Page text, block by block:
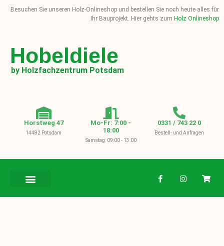
Besuchen Sie unseren Holz-Onlineshop und bestellen Sie noch heute alles für
Ihr Bauprojekt. Hier gehts zum Holz Onlineshop
Hobeldiele
by Holzfachzentrum Potsdam
Horstweg 47
14482 Potsdam
Mo-Fr: 7:00 -
18:00
Samstag: 09:00 - 13:00
0331 / 743 22 0
Bestell- und Anfragen